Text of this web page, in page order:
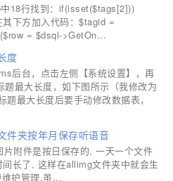
18行找到：if(isset($tags[2]))
下方加入代码：$tagid =
= $dsql->GetOn...
度
后台，点击左侧【系统设置】，再
最大长度，如下图所示（我修改为
最大长度后要手动修改数据表，
件夹按年月保存听语音
附件是按日保存的, 一天一个文件
长了, 这样在allimg文件夹中就会生
护管理.虽...